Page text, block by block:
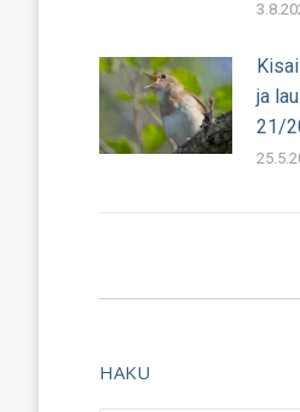
ja
21/
HAKU